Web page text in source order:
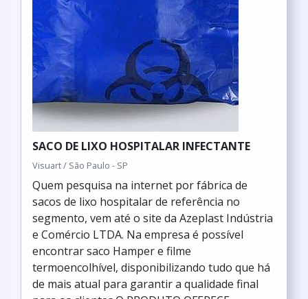
SACO DE LIXO HOSPITALAR INFECTANTE
Visuart / São Paulo - SP
Quem pesquisa na internet por fábrica de
sacos de lixo hospitalar de referência no
segmento, vem até o site da Azeplast Indústria
e Comércio LTDA. Na empresa é possível
encontrar saco Hamper e filme
termoencolhível, disponibilizando tudo que há
de mais atual para garantir a qualidade final